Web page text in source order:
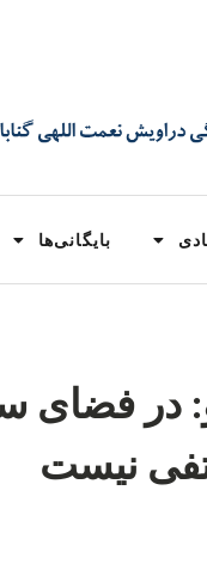
بایگانی‌ها
فضای
نیست